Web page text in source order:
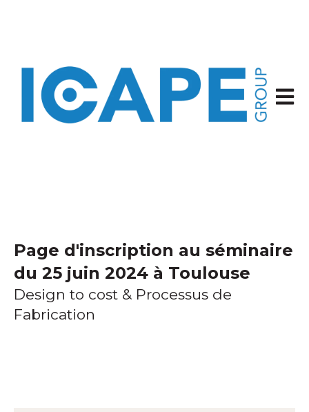
Page d'inscription au séminaire
du 25 juin 2024 à Toulouse
Design to cost & Processus de
Fabrication